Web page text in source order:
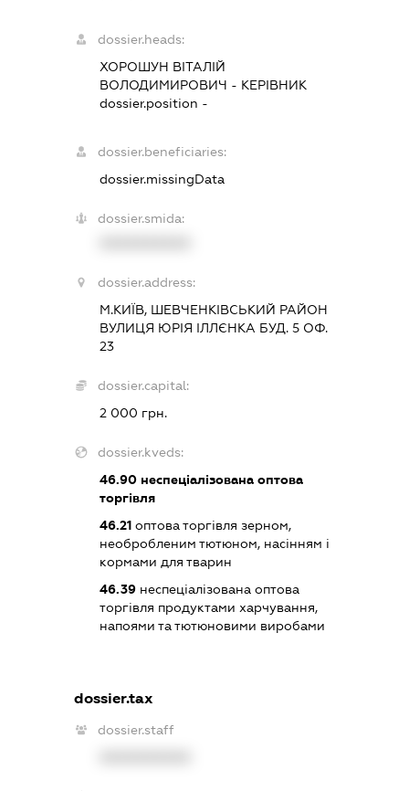
dossier.heads:
ХОРОШУН ВІТАЛІЙ
ВОЛОДИМИРОВИЧ - КЕРІВНИК
dossier.position -
dossier.beneficiaries:
dossier.missingData
dossier.smida:
dossier.address:
М.КИЇВ, ШЕВЧЕНКІВСЬКИЙ РАЙОН
ВУЛИЦЯ ЮРІЯ ІЛЛЄНКА БУД. 5 ОФ.
23
dossier.capital:
2 000 грн.
dossier.kveds:
46.90неспеціалізована оптова
торгівля
46.21оптова торгівля зерном,
необробленим тютюном, насінням і
кормами для тварин
46.39неспеціалізована оптова
торгівля продуктами харчування,
напоями та тютюновими виробами
dossier.tax
dossier.staff